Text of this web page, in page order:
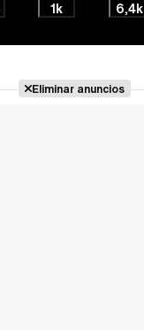
1k 6,4k
Eliminar anuncios